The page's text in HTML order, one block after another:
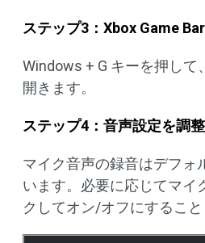
ステップ3：Xbox Game
Windows + G キーを押して
開きます。
ステップ4：音声設定を調
マイク音声の録音はデフォ
います。必要に応じてマイ
クしてオン/オフにすること